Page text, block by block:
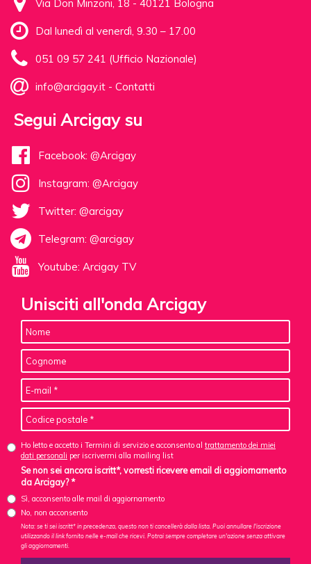
Via Don Minzoni, 18 - 40121 Bologna
Dal lunedì al venerdì, 9.30 – 17.00
051 09 57 241 (Ufficio Nazionale)
info@arcigay.it - Contatti
Segui Arcigay su
Facebook: @Arcigay
Instagram: @Arcigay
Twitter: @arcigay
Telegram: @arcigay
Youtube: Arcigay TV
Unisciti all'onda Arcigay
Ho letto e accetto i Termini di servizio e acconsento al trattamento dei miei
dati personali per iscrivermi alla mailing list
Se non sei ancora iscritt*, vorresti ricevere email di aggiornamento
da Arcigay? *
Sì, acconsento alle mail di aggiornamento
No, non acconsento
Nota: se ti sei iscritt* in precedenza, questo non ti cancellerà dalla lista. Puoi annullare l'iscrizione
utilizzando il link fornito nelle e-mail che ricevi. Potrai sempre completare un'azione senza attivare
gli aggiornamenti.